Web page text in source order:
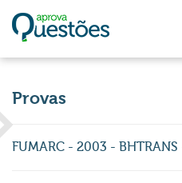
Provas
FUMARC - 2003 -